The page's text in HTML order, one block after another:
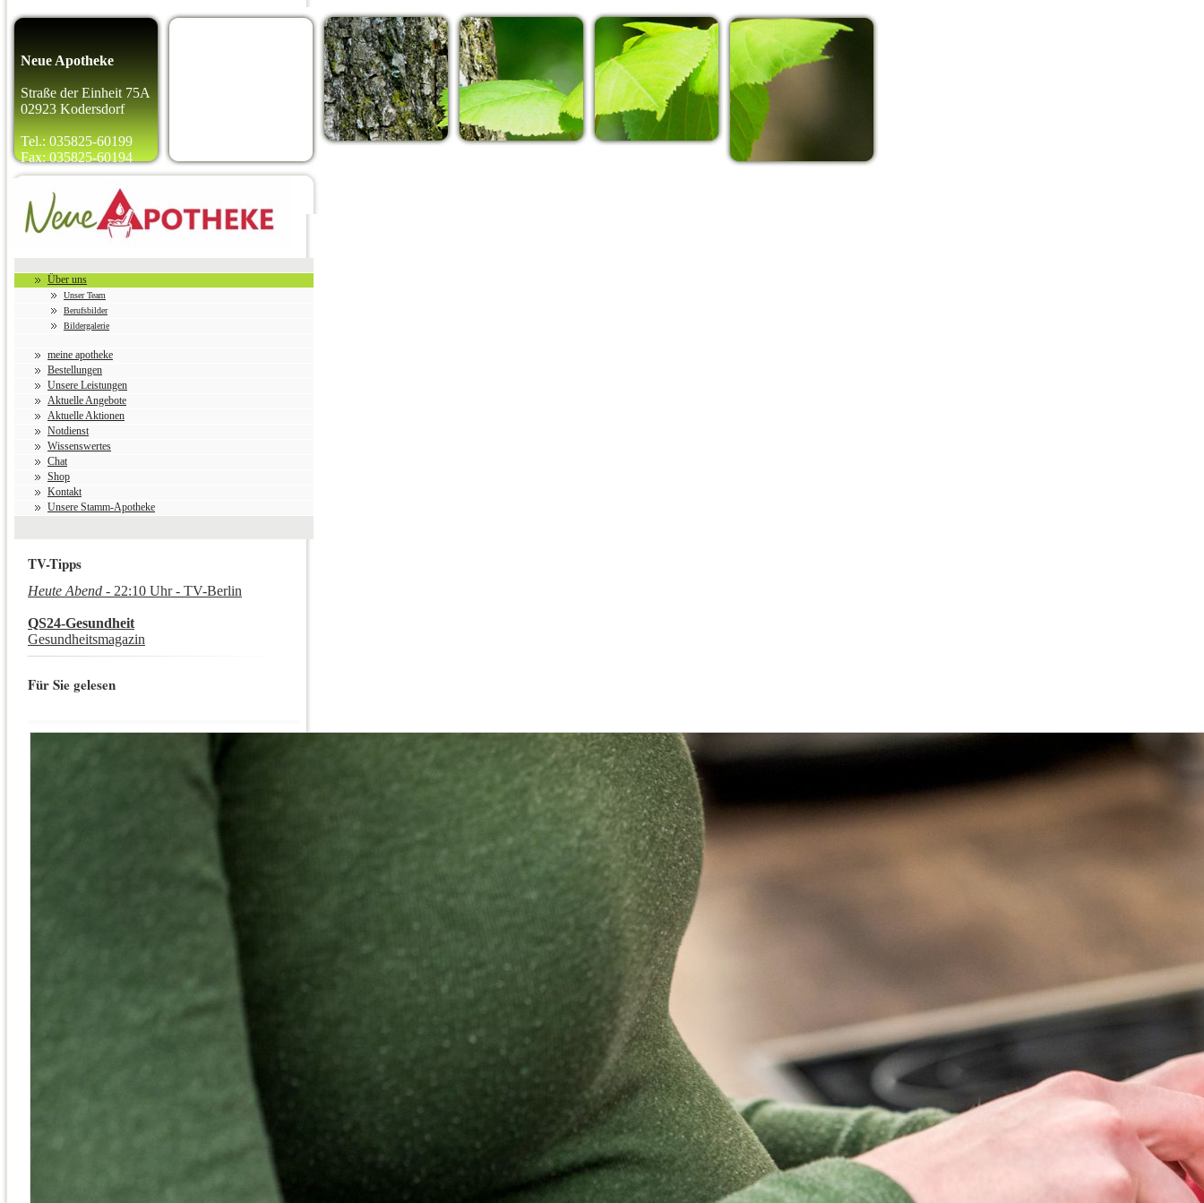
Neue Apotheke
Straße der Einheit 75A
02923 Kodersdorf
Tel.: 035825-60199
Fax: 035825-60194
Über uns
Unser Team
Berufsbilder
Bildergalerie
meine apotheke
Bestellungen
Unsere Leistungen
Aktuelle Angebote
Aktuelle Aktionen
Notdienst
Wissenswertes
Chat
Shop
Kontakt
Unsere Stamm-Apotheke
TV-Tipps
Heute Abend - 22:10 Uhr - TV-Berlin
QS24-Gesundheit
Gesundheitsmagazin
Für Sie gelesen